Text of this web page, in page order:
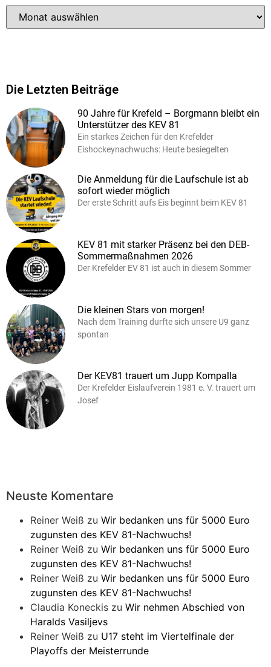
Die Letzten Beiträge
90 Jahre für Krefeld – Borgmann bleibt ein
Unterstützer des KEV 81
Ein starkes Zeichen für den Krefelder
Eishockeynachwuchs: Heute besiegelten
Die Anmeldung für die Laufschule ist ab
sofort wieder möglich
Der erste Schritt aufs Eis beginnt beim KEV 81
KEV 81 mit starker Präsenz bei den DEB-
Sommermaßnahmen 2026
Der Krefelder EV 81 ist auch in diesem Sommer
Die kleinen Stars von morgen!
Nach dem Training durfte sich unsere U9 ganz
spontan
Der KEV81 trauert um Jupp Kompalla
Der Krefelder Eislaufverein 1981 e. V. trauert um
Josef
Neuste Komentare
Reiner Weiß zu Wir bedanken uns für 5000 Euro
zugunsten des KEV 81-Nachwuchs!
Reiner Weiß zu Wir bedanken uns für 5000 Euro
zugunsten des KEV 81-Nachwuchs!
Reiner Weiß zu Wir bedanken uns für 5000 Euro
zugunsten des KEV 81-Nachwuchs!
Claudia Koneckis zu Wir nehmen Abschied von
Haralds Vasiljevs
Reiner Weiß zu U17 steht im Viertelfinale der
Playoffs der Meisterrunde